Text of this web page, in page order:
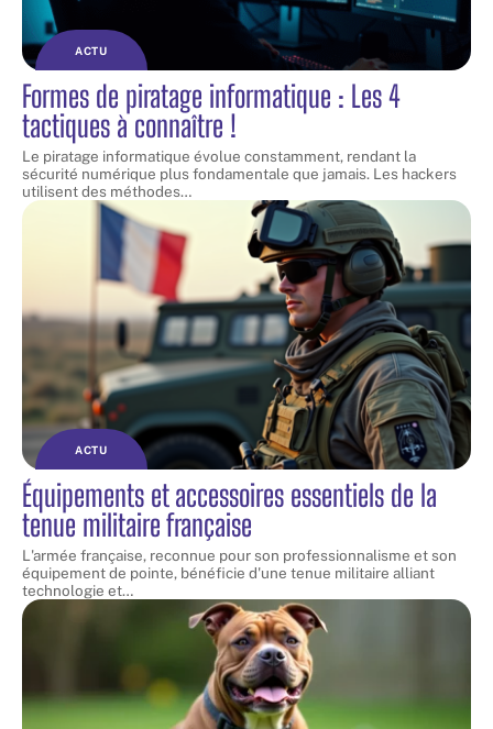
ACTU
Formes de piratage informatique : Les 4
tactiques à connaître !
Le piratage informatique évolue constamment, rendant la
sécurité numérique plus fondamentale que jamais. Les hackers
utilisent des méthodes…
ACTU
Équipements et accessoires essentiels de la
tenue militaire française
L'armée française, reconnue pour son professionnalisme et son
équipement de pointe, bénéficie d'une tenue militaire alliant
technologie et…